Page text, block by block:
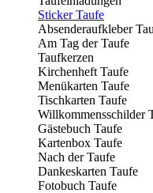
Sticker Taufe
Absenderaufkleber
Am Tag der Taufe
Taufkerzen
Kirchenheft Taufe
Menükarten Taufe
Tischkarten Taufe
Willkommensschilder
Gästebuch Taufe
Kartenbox Taufe
Nach der Taufe
Dankeskarten Taufe
Fotobuch Taufe